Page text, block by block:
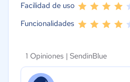
Facilidad de uso
Funcionalidades
1 Opiniones | SendinBlue